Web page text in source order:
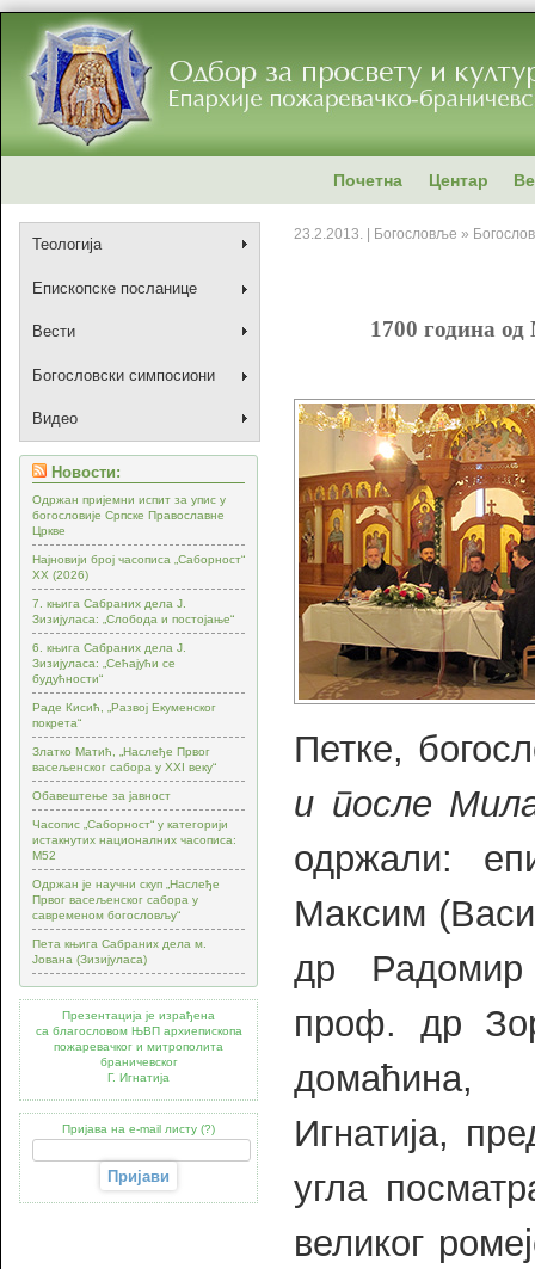
Почетна Центар
Теологија
Епископске посланице
Вести
Богословски симпосиони
Видео
Новости:
Одржан пријемни испит за упис у
богословије Српске Православне
Цркве
Најновији број часописа „Саборност“
XX (2026)
7. књига Сабраних дела Ј.
Зизијуласа: „Слобода и постојање“
6. књига Сабраних дела Ј.
Зизијуласа: „Сећајући се
будућности“
Раде Кисић, „Развој Екуменског
покрета“
Златко Матић, „Наслеђе Првог
васељенског сабора у XXI веку“
Обавештење за јавност
Часопис „Саборност“ у категорији
истакнутих националних часописа:
М52
Одржан је научни скуп „Наслеђе
Првог васељенског сабора у
савременом богословљу“
Пета књига Сабраних дела м.
Јована (Зизијуласа)
Презентација је израђена
са благословом ЊВП архиепископа
пожаревачког и митрополита
браничевског
Г. Игнатија
Пријава на e-mail листу (?)
23.2.2013. | Богословље »
1700 година
Петке,
и после
одржали:
Максим
др Радомир
проф. др
домаћина,
Игнатија,
угла
великог